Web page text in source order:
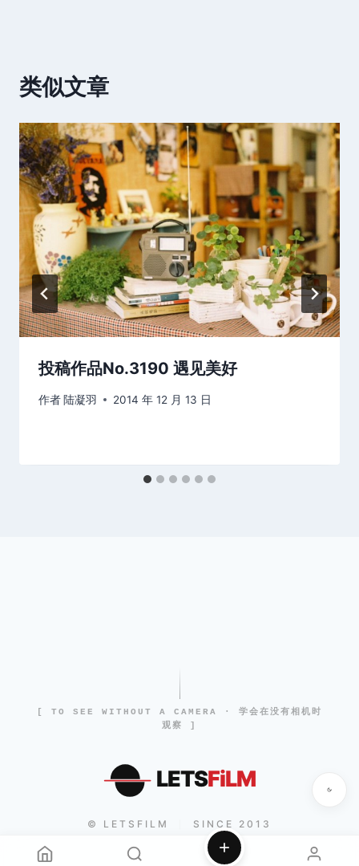
类似文章
投稿作品No.3190 遇见美好
作者 陆凝羽 2014 年 12 月 13 日
[ TO SEE WITHOUT A CAMERA · 学会在没有相机时
观察 ]
LETSFiLM
© LETSFILM SINCE 2013